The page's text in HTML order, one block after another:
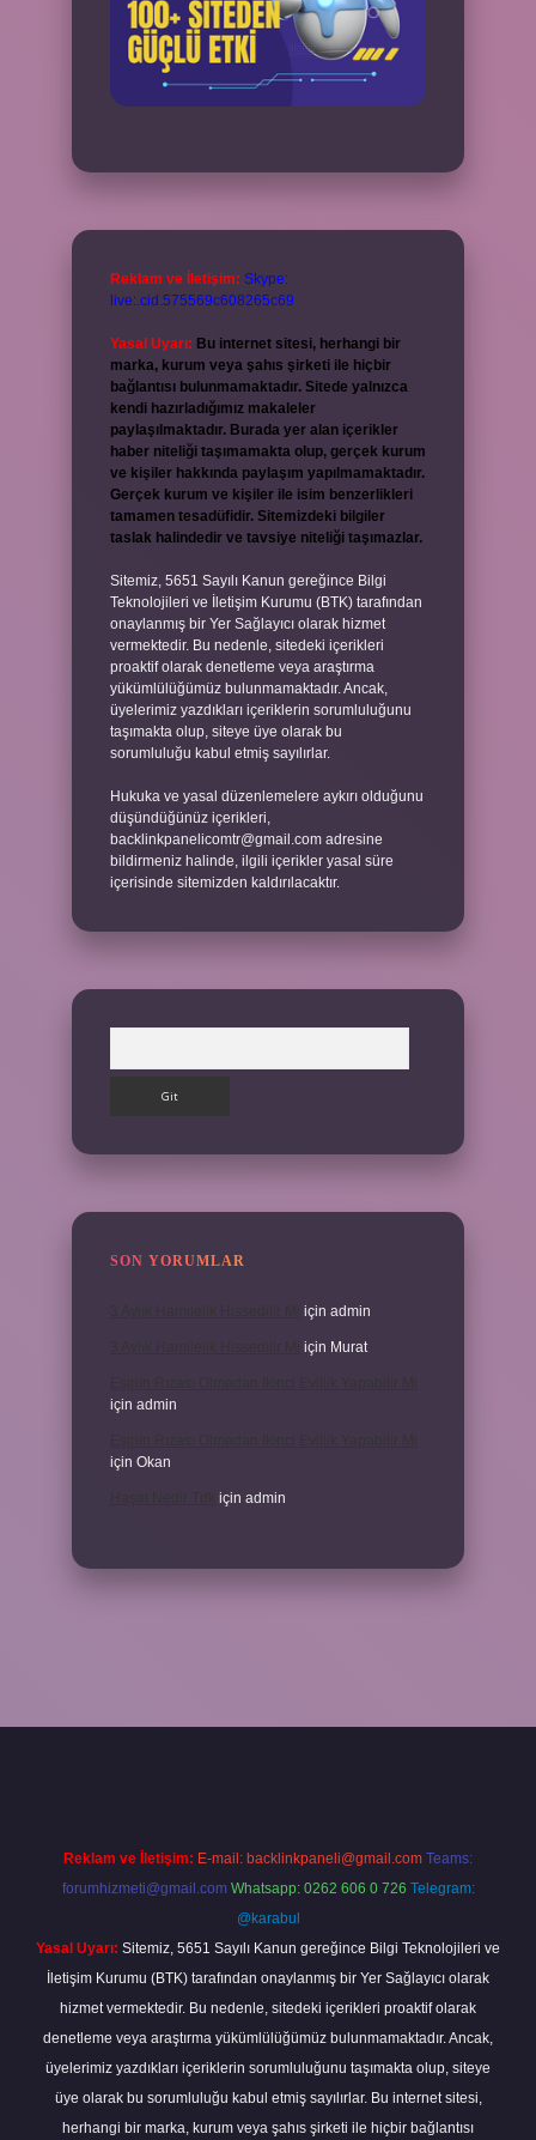
Reklam ve İletişim: Skype:
live:.cid.575569c608265c69
Yasal Uyarı: Bu internet sitesi, herhangi bir
marka, kurum veya şahıs şirketi ile hiçbir
bağlantısı bulunmamaktadır. Sitede yalnızca
kendi hazırladığımız makaleler
paylaşılmaktadır. Burada yer alan içerikler
haber niteliği taşımamakta olup, gerçek kurum
ve kişiler hakkında paylaşım yapılmamaktadır.
Gerçek kurum ve kişiler ile isim benzerlikleri
tamamen tesadüfidir. Sitemizdeki bilgiler
taslak halindedir ve tavsiye niteliği taşımazlar.
Sitemiz, 5651 Sayılı Kanun gereğince Bilgi
Teknolojileri ve İletişim Kurumu (BTK) tarafından
onaylanmış bir Yer Sağlayıcı olarak hizmet
vermektedir. Bu nedenle, sitedeki içerikleri
proaktif olarak denetleme veya araştırma
yükümlülüğümüz bulunmamaktadır. Ancak,
üyelerimiz yazdıkları içeriklerin sorumluluğunu
taşımakta olup, siteye üye olarak bu
sorumluluğu kabul etmiş sayılırlar.
Hukuka ve yasal düzenlemelere aykırı olduğunu
düşündüğünüz içerikleri,
backlinkpanelicomtr@gmail.com adresine
bildirmeniz halinde, ilgili içerikler yasal süre
içerisinde sitemizden kaldırılacaktır.
SON YORUMLAR
için admin
için Murat
için admin
için Okan
için admin
Reklam ve İletişim: E-mail: backlinkpaneli@gmail.com Teams:
forumhizmeti@gmail.com Whatsapp: 0262 606 0 726 Telegram:
@karabul
Yasal Uyarı: Sitemiz, 5651 Sayılı Kanun gereğince Bilgi Teknolojileri ve
İletişim Kurumu (BTK) tarafından onaylanmış bir Yer Sağlayıcı olarak
hizmet vermektedir. Bu nedenle, sitedeki içerikleri proaktif olarak
denetleme veya araştırma yükümlülüğümüz bulunmamaktadır. Ancak,
üyelerimiz yazdıkları içeriklerin sorumluluğunu taşımakta olup, siteye
üye olarak bu sorumluluğu kabul etmiş sayılırlar. Bu internet sitesi,
herhangi bir marka, kurum veya şahıs şirketi ile hiçbir bağlantısı